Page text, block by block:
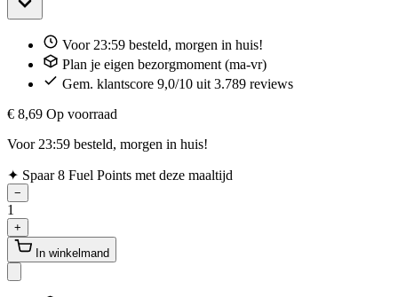
Voor 23:59 besteld, morgen in huis!
Plan je eigen bezorgmoment (ma-vr)
Gem. klantscore 9,0/10 uit 3.789 reviews
€ 8,69 Op voorraad
Voor 23:59 besteld, morgen in huis!
✦ Spaar 8 Fuel Points met deze maaltijd
−
1
+
In winkelmand